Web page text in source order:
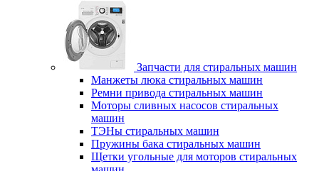
Запчасти для стиральных машин
Манжеты люка стиральных машин
Ремни привода стиральных машин
Моторы сливных насосов стиральных
машин
ТЭНы стиральных машин
Пружины бака стиральных машин
Щетки угольные для моторов стиральных